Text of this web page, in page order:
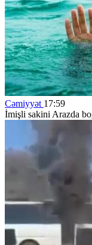
Cəmiyyət 17:59
İmişli sakini Arazda